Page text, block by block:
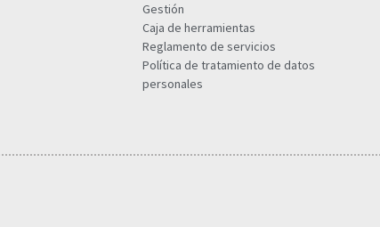
Gestión
Caja de herramientas
Reglamento de servicios
Política de tratamiento de datos
personales